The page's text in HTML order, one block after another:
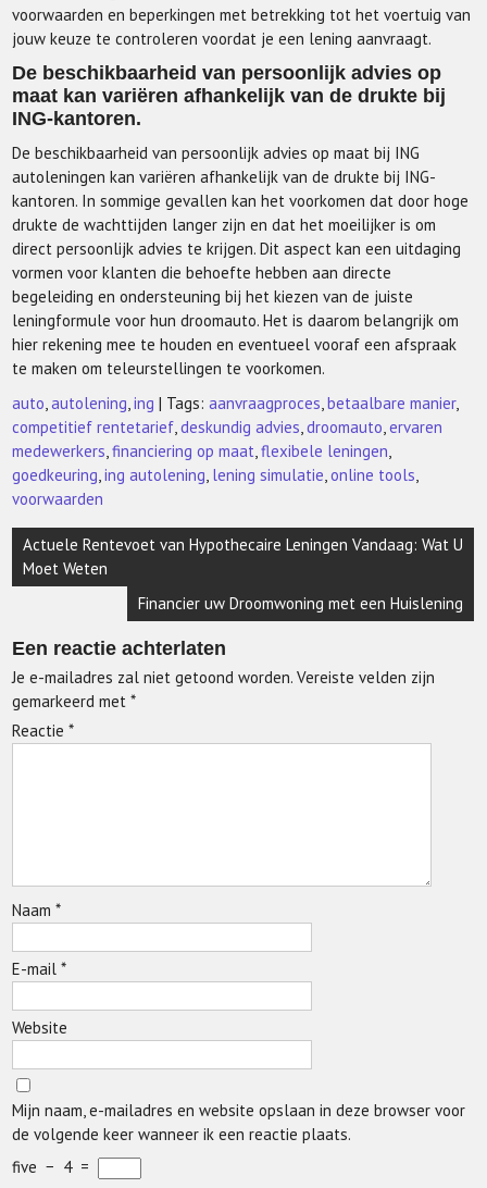
voorwaarden en beperkingen met betrekking tot het voertuig van
jouw keuze te controleren voordat je een lening aanvraagt.
De beschikbaarheid van persoonlijk advies op
maat kan variëren afhankelijk van de drukte bij
ING-kantoren.
De beschikbaarheid van persoonlijk advies op maat bij ING
autoleningen kan variëren afhankelijk van de drukte bij ING-
kantoren. In sommige gevallen kan het voorkomen dat door hoge
drukte de wachttijden langer zijn en dat het moeilijker is om
direct persoonlijk advies te krijgen. Dit aspect kan een uitdaging
vormen voor klanten die behoefte hebben aan directe
begeleiding en ondersteuning bij het kiezen van de juiste
leningformule voor hun droomauto. Het is daarom belangrijk om
hier rekening mee te houden en eventueel vooraf een afspraak
te maken om teleurstellingen te voorkomen.
auto,autolening,ing | Tags:aanvraagproces,betaalbare manier,
competitief rentetarief,deskundig advies,droomauto,ervaren
medewerkers,financiering op maat,flexibele leningen,
goedkeuring,ing autolening, lening simulatie,online tools,
voorwaarden
Berichtnavigatie
Actuele Rentevoet van Hypothecaire Leningen Vandaag: Wat U
Moet Weten
Financier uw Droomwoning met een Huislening
Een reactie achterlaten
Je e-mailadres zal niet getoond worden. Vereiste velden zijn
gemarkeerd met*
Reactie*
Naam*
E-mail*
Website
Mijn naam, e-mailadres en website opslaan in deze browser voor
de volgende keer wanneer ik een reactie plaats.
five − 4 =